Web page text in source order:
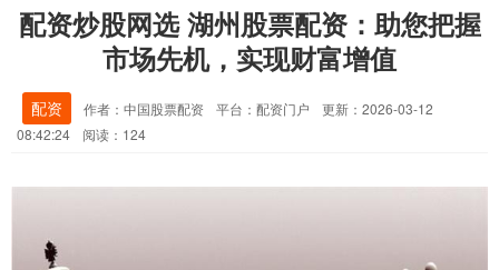
配资炒股网选 湖州股票配资：助您把握
市场先机，实现财富增值
配资 作者：中国股票配资 平台：配资门户
更新：2026-03-12
08:42:24
阅读：124